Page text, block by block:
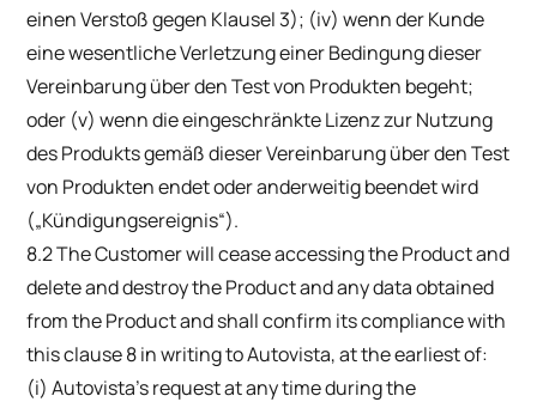
einen Verstoß gegen Klausel 3); (iv) wenn der Kunde
eine wesentliche Verletzung einer Bedingung dieser
Vereinbarung über den Test von Produkten begeht;
oder (v) wenn die eingeschränkte Lizenz zur Nutzung
des Produkts gemäß dieser Vereinbarung über den Test
von Produkten endet oder anderweitig beendet wird
(„Kündigungsereignis“).
8.2 The Customer will cease accessing the Product and
delete and destroy the Product and any data obtained
from the Product and shall confirm its compliance with
this clause 8 in writing to Autovista, at the earliest of:
(i) Autovista’s request at any time during the